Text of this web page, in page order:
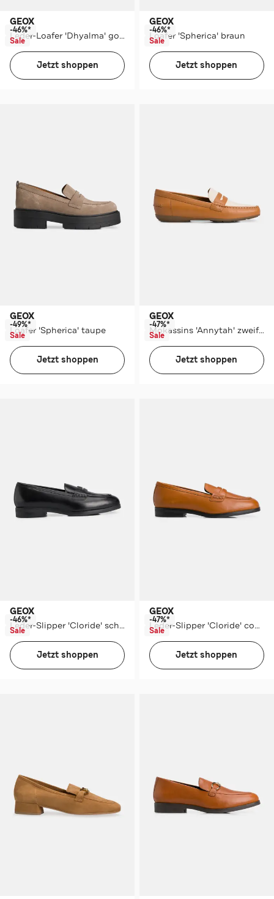
GEOX
Leder-Loafer 'Dhyalma' gold
-46%*
Sale
Jetzt shoppen
GEOX
Loafer 'Spherica' braun
-46%*
Sale
Jetzt shoppen
GEOX
Loafer 'Spherica' taupe
-49%*
Sale
Jetzt shoppen
GEOX
Mokassins 'Annytah' zweifabig
-47%*
Sale
Jetzt shoppen
GEOX
Leder-Slipper 'Cloride' schwarz
-46%*
Sale
Jetzt shoppen
GEOX
Leder-Slipper 'Cloride' cognac
-47%*
Sale
Jetzt shoppen